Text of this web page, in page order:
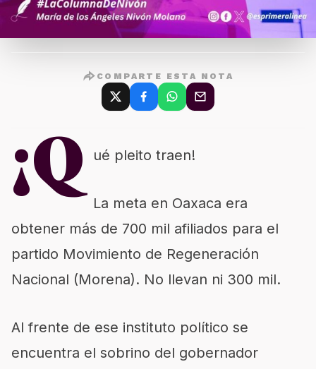
COMPARTE ESTA NOTA
¡Q ué pleito traen!
La meta en Oaxaca era
obtener más de 700 mil afiliados para el
partido Movimiento de Regeneración
Nacional (Morena). No llevan ni 300 mil.
Al frente de ese instituto político se
encuentra el sobrino del gobernador